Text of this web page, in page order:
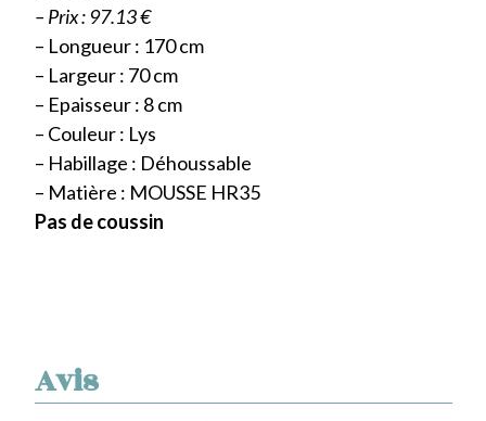
Avis
– Prix : 97.13 €
– Longueur : 170 cm
– Largeur : 70 cm
– Epaisseur : 8 cm
– Couleur : Lys
– Habillage : Déhoussable
– Matière : MOUSSE HR35
Pas de coussin